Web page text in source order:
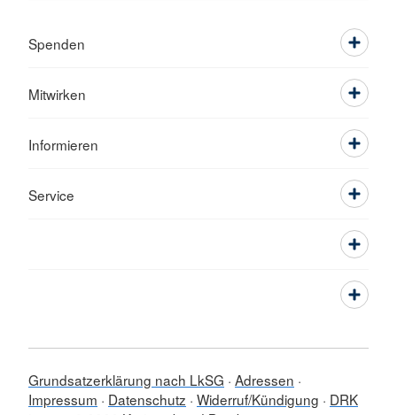
Spenden
Mitwirken
Informieren
Service
Grundsatzerklärung nach LkSG Adressen
Impressum
Datenschutz Widerruf/Kündigung
DRK